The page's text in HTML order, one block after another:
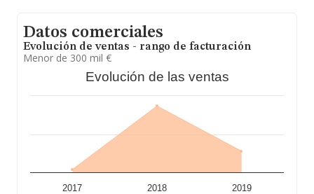
Datos comerciales
Evolución de ventas - rango de facturación
Menor de 300 mil €
Evolución de las ventas
2017 2018 2019